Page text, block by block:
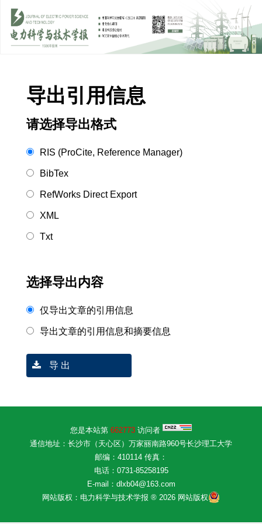
导出引用信息
请选择导出格式
RIS (ProCite, Reference Manager)
BibTex
RefWorks Direct Export
XML
Txt
选择导出内容
仅导出文章的引用信息
导出文章的引用信息和摘要信息
导 出
您是本站第 662773 访问者
通信地址：长沙市（天心区）万家丽南路960号长沙理工大学
邮编：410114 传真：
电话：0731-85258195
E-mail：dlxb04@163.com
网站版权：电力科学与技术学报 ® 2026 网站版权